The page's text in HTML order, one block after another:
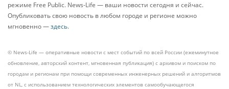
режиме Free Public. News-Life — ваши новости сегодня и сейчас.
Опубликовать свою новость в любом городе и регионе можно
мгновенно —здесь.
© News-Life — оперативные новости с мест событий по всей России (ежеминутное
обновление, авторский контент, мгновенная публикация) с архивом и поиском по
городам и регионам при помощи современных инженерных решений и алгоритмов
от NL, с использованием технологических элементов самообучающегося